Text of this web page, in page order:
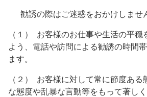
勧誘の際はご迷惑をおかけしませ
（１） お客様のお仕事や生活の平穏
よう、電話や訪問による勧誘の時間
ます。
（２） お客様に対して常に節度ある
な態度や乱暴な言動等をもって著し